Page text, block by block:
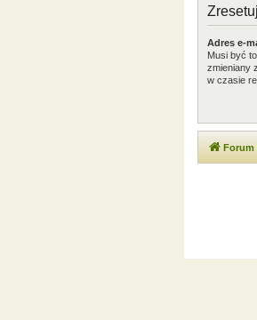
Adres e-
Musi być
zmieniany
w czasie
Forum